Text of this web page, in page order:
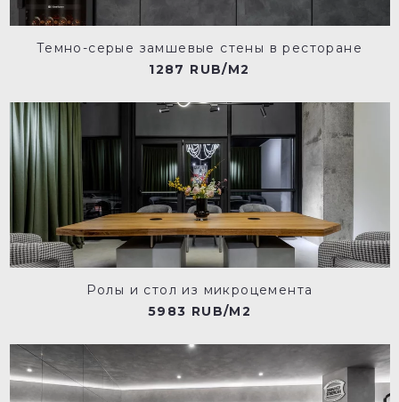
Темно-серые замшевые стены в ресторане
1287 RUB/M2
Ролы и стол из микроцемента
5983 RUB/M2